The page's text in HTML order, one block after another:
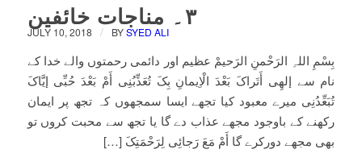
۳۔ مناجات خائفین
JULY 10, 2018 / BYSYED ALI
بِسْمِ اللہِ الرَحْمنِ الرَحیمْ عظیم اور دائمی رحمتوں والے خدا کے
نام سے إلھِی أَتَراکَ بَعْدَ الْاِیمانِ بِکَ تُعَذِّبُنِی أَمْ بَعْدَ حُبِّی إیَّاکَ
تُبَعِّدُنِی میرے معبود کیا تجھے ایسا سمجھوں کہ تجھ پر ایمان
رکھنے کے باوجود مجھے عذاب دے گا یا تجھ سے محبت کروں تو
بھی مجھے دورکرے گا أَمْ مَعَ رَجائِی لِرَحْمَتِکَ […]